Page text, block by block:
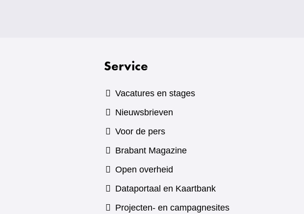
Service
Vacatures en stages
Nieuwsbrieven
Voor de pers
Brabant Magazine(verwijst
andere
website)
Open overheid
Dataportaal en Kaartbank(verwijst
naar
Projecten- en campagnesites